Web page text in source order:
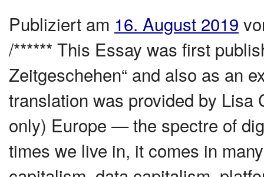
Publiziert am 16. August 2019
/****** This Essay was first
Zeitgeschehen“ and also as an
translation was provided by Lisa
only) Europe — the spectre of
times we live in, it comes in